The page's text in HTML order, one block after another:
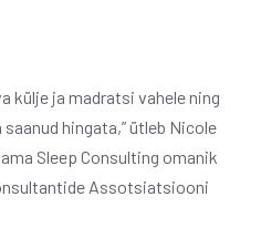
külje ja madratsi vahele ning
hingata,” ütleb Nicole
Sleep Consulting omanik
Assotsiatsiooni